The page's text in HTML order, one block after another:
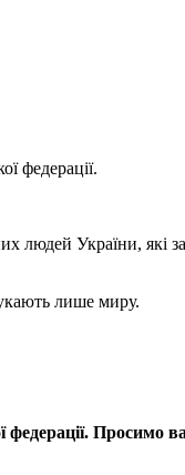
федерації.
України, які
лише миру.
Просимо